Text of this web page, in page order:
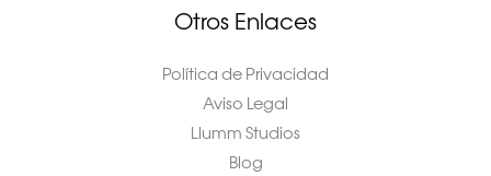
Otros Enlaces
Política de Privacidad
Aviso Legal
Llumm Studios
Blog